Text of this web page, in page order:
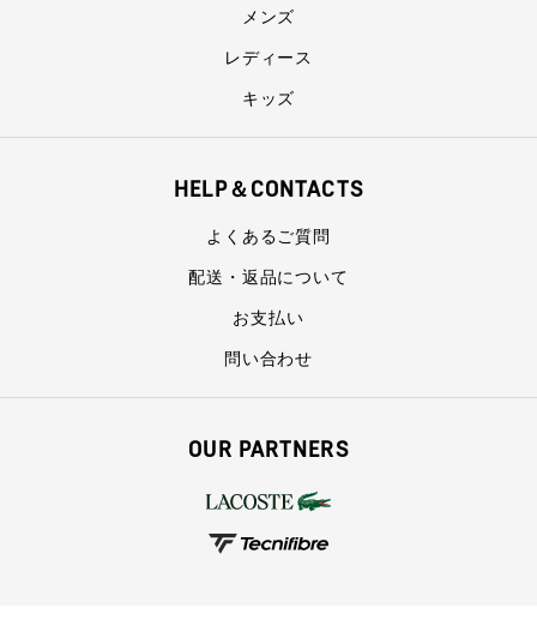
メンズ
レディース
キッズ
HELP＆CONTACTS
よくあるご質問
配送・返品について
お支払い
問い合わせ
OUR PARTNERS